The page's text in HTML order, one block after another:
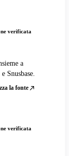
verificata
a
Snusbase.
la fonte
verificata